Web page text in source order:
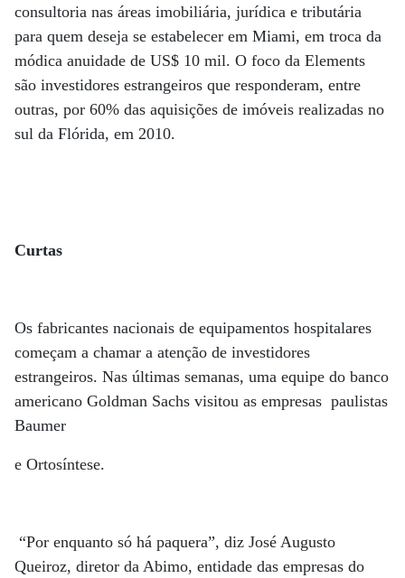
consultoria nas áreas imobiliária, jurídica e tributária
para quem deseja se estabelecer em Miami, em troca da
módica anuidade de US$ 10 mil. O foco da Elements
são investidores estrangeiros que responderam, entre
outras, por 60% das aquisições de imóveis realizadas no
sul da Flórida, em 2010.
Curtas
Os fabricantes nacionais de equipamentos hospitalares
começam a chamar a atenção de investidores
estrangeiros. Nas últimas semanas, uma equipe do banco
americano Goldman Sachs visitou as empresas paulistas
Baumer
e Ortosíntese.
“Por enquanto só há paquera”, diz José Augusto
Queiroz, diretor da Abimo, entidade das empresas do